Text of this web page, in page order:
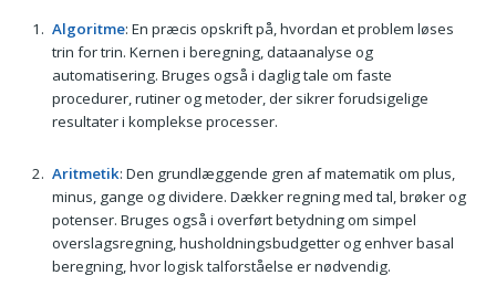
Algoritme: En præcis opskrift på, hvordan et problem løses
trin for trin. Kernen i beregning, dataanalyse og
automatisering. Bruges også i daglig tale om faste
procedurer, rutiner og metoder, der sikrer forudsigelige
resultater i komplekse processer.
Aritmetik: Den grundlæggende gren af matematik om plus,
minus, gange og dividere. Dækker regning med tal, brøker og
potenser. Bruges også i overført betydning om simpel
overslagsregning, husholdningsbudgetter og enhver basal
beregning, hvor logisk talforståelse er nødvendig.